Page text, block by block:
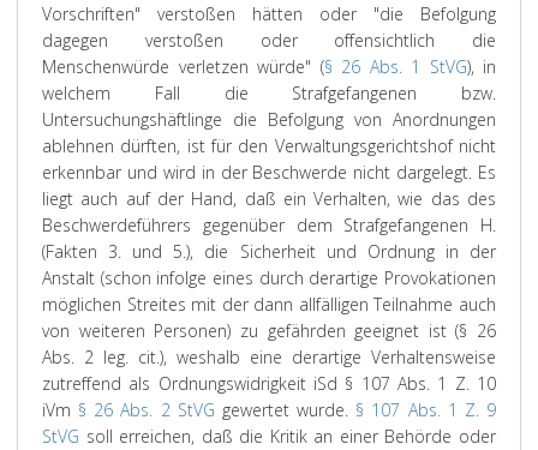
Vorschriften" verstoßen hätten oder "die Befolgung
dagegen verstoßen oder offensichtlich die
Menschenwürde verletzen würde" (§ 26 Abs. 1 StVG), in
welchem Fall die Strafgefangenen bzw.
Untersuchungshäftlinge die Befolgung von Anordnungen
ablehnen dürften, ist für den Verwaltungsgerichtshof nicht
erkennbar und wird in der Beschwerde nicht dargelegt. Es
liegt auch auf der Hand, daß ein Verhalten, wie das des
Beschwerdeführers gegenüber dem Strafgefangenen H.
(Fakten 3. und 5.), die Sicherheit und Ordnung in der
Anstalt (schon infolge eines durch derartige Provokationen
möglichen Streites mit der dann allfälligen Teilnahme auch
von weiteren Personen) zu gefährden geeignet ist (§ 26
Abs. 2 leg. cit.), weshalb eine derartige Verhaltensweise
zutreffend als Ordnungswidrigkeit iSd § 107 Abs. 1 Z. 10
iVm § 26 Abs. 2 StVG gewertet wurde. § 107 Abs. 1 Z. 9
StVG soll erreichen, daß die Kritik an einer Behörde oder